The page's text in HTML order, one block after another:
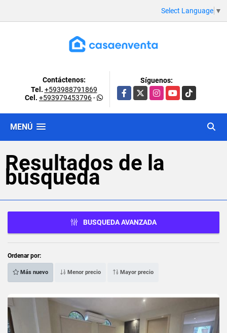
Select Language ▼
Contáctenos:
Tel. +593988791869
Cel. +593979453796-
Síguenos:
Facebook
X InstagramYouTubeTikTok
MENÚ
Resultados de la
búsqueda
BUSQUEDA AVANZADA
Ordenar por:
Más nuevo Menor precio Mayor precio